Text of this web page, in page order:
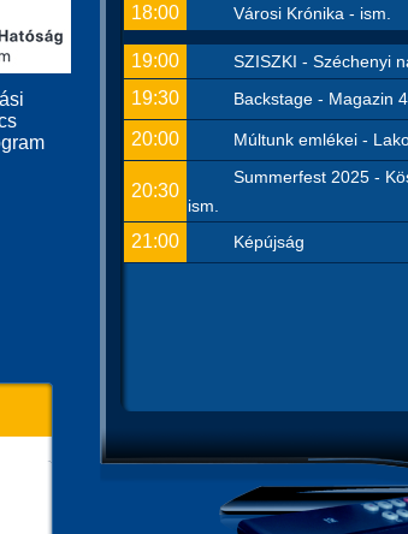
18:00 Városi Krónika - ism.
19:00 SZISZKI - Széchenyi
19:30 Backstage - Magazin
20:00 Múltunk emlékei -
20:30
Summerfest 2025 -
ism.
21:00 Képújság